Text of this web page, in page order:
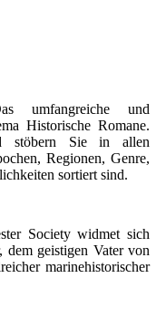
umfangreiche und
Historische Romane.
stöbern Sie in allen
Regionen, Genre,
sortiert sind.
Society widmet sich
dem geistigen Vater von
marinehistorischer